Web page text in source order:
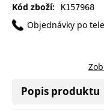
Kód zboží: K157968
Objednávky po
Popis produktu